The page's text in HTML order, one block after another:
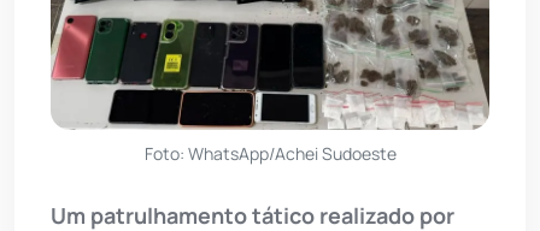
Foto: WhatsApp/Achei Sudoeste
Um patrulhamento tático realizado por